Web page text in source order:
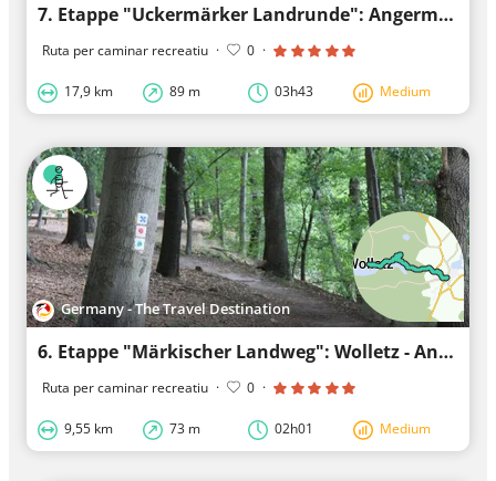
7. Etappe "Uckermärker Landrunde": Angermünde - Biesenbrow, walking tour
Ruta per caminar recreatiu · 0 ·
17,9 km 89 m 03h43 Medium
Germany - The Travel Destination
6. Etappe "Märkischer Landweg": Wolletz - Angermünde, walking tour
Ruta per caminar recreatiu · 0 ·
9,55 km 73 m 02h01 Medium